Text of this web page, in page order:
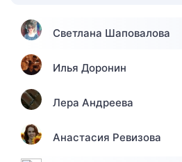
Светлана Шаповалова
Илья Доронин
Лера Андреева
Анастасия Ревизова